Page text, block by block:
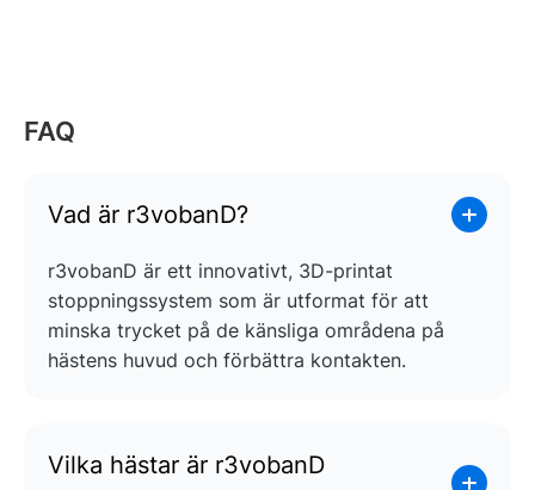
FAQ
Vad är r3vobanD?
r3vobanD är ett innovativt, 3D-printat
stoppningssystem som är utformat för att
minska trycket på de känsliga områdena på
hästens huvud och förbättra kontakten.
Vilka hästar är r3vobanD